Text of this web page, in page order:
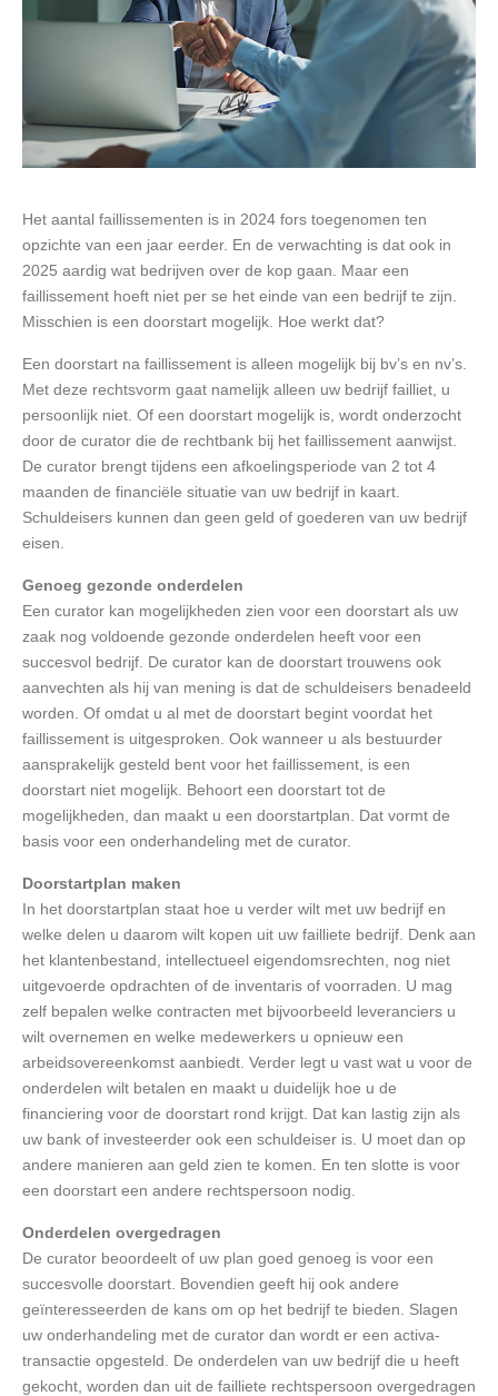
Het aantal faillissementen is in 2024 fors toegenomen ten
opzichte van een jaar eerder. En de verwachting is dat ook in
2025 aardig wat bedrijven over de kop gaan. Maar een
faillissement hoeft niet per se het einde van een bedrijf te zijn.
Misschien is een doorstart mogelijk. Hoe werkt dat?
Een doorstart na faillissement is alleen mogelijk bij bv’s en nv’s.
Met deze rechtsvorm gaat namelijk alleen uw bedrijf failliet, u
persoonlijk niet. Of een doorstart mogelijk is, wordt onderzocht
door de curator die de rechtbank bij het faillissement aanwijst.
De curator brengt tijdens een afkoelingsperiode van 2 tot 4
maanden de financiële situatie van uw bedrijf in kaart.
Schuldeisers kunnen dan geen geld of goederen van uw bedrijf
eisen.
Genoeg gezonde onderdelen
Een curator kan mogelijkheden zien voor een doorstart als uw
zaak nog voldoende gezonde onderdelen heeft voor een
succesvol bedrijf. De curator kan de doorstart trouwens ook
aanvechten als hij van mening is dat de schuldeisers benadeeld
worden. Of omdat u al met de doorstart begint voordat het
faillissement is uitgesproken. Ook wanneer u als bestuurder
aansprakelijk gesteld bent voor het faillissement, is een
doorstart niet mogelijk. Behoort een doorstart tot de
mogelijkheden, dan maakt u een doorstartplan. Dat vormt de
basis voor een onderhandeling met de curator.
Doorstartplan maken
In het doorstartplan staat hoe u verder wilt met uw bedrijf en
welke delen u daarom wilt kopen uit uw failliete bedrijf. Denk aan
het klantenbestand, intellectueel eigendomsrechten, nog niet
uitgevoerde opdrachten of de inventaris of voorraden. U mag
zelf bepalen welke contracten met bijvoorbeeld leveranciers u
wilt overnemen en welke medewerkers u opnieuw een
arbeidsovereenkomst aanbiedt. Verder legt u vast wat u voor de
onderdelen wilt betalen en maakt u duidelijk hoe u de
financiering voor de doorstart rond krijgt. Dat kan lastig zijn als
uw bank of investeerder ook een schuldeiser is. U moet dan op
andere manieren aan geld zien te komen. En ten slotte is voor
een doorstart een andere rechtspersoon nodig.
Onderdelen overgedragen
De curator beoordeelt of uw plan goed genoeg is voor een
succesvolle doorstart. Bovendien geeft hij ook andere
geïnteresseerden de kans om op het bedrijf te bieden. Slagen
uw onderhandeling met de curator dan wordt er een activa-
transactie opgesteld. De onderdelen van uw bedrijf die u heeft
gekocht, worden dan uit de failliete rechtspersoon overgedragen